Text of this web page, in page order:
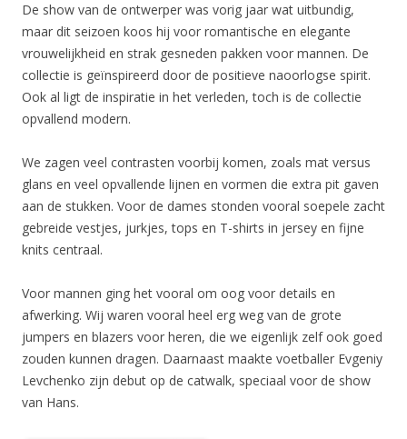
De show van de ontwerper was vorig jaar wat uitbundig,
maar dit seizoen koos hij voor romantische en elegante
vrouwelijkheid en strak gesneden pakken voor mannen. De
collectie is geïnspireerd door de positieve naoorlogse spirit.
Ook al ligt de inspiratie in het verleden, toch is de collectie
opvallend modern.
We zagen veel contrasten voorbij komen, zoals mat versus
glans en veel opvallende lijnen en vormen die extra pit gaven
aan de stukken. Voor de dames stonden vooral soepele zacht
gebreide vestjes, jurkjes, tops en T-shirts in jersey en fijne
knits centraal.
Voor mannen ging het vooral om oog voor details en
afwerking. Wij waren vooral heel erg weg van de grote
jumpers en blazers voor heren, die we eigenlijk zelf ook goed
zouden kunnen dragen. Daarnaast maakte voetballer Evgeniy
Levchenko zijn debut op de catwalk, speciaal voor de show
van Hans.